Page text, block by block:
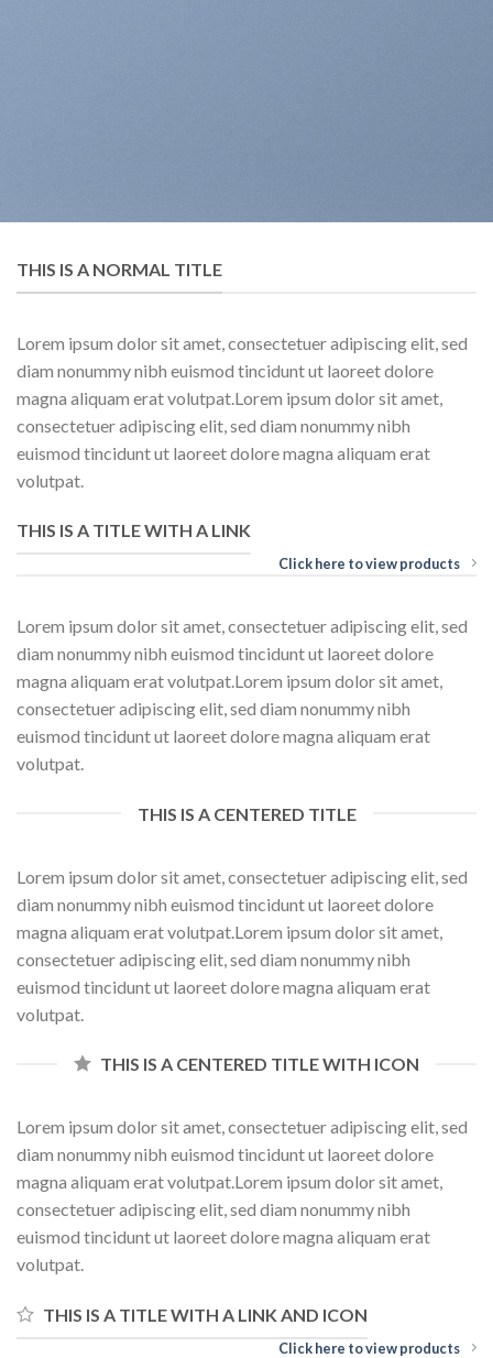
THIS IS A NORMAL TITLE
Lorem ipsum dolor sit amet, consectetuer adipiscing elit, sed
diam nonummy nibh euismod tincidunt ut laoreet dolore
magna aliquam erat volutpat.Lorem ipsum dolor sit amet,
consectetuer adipiscing elit, sed diam nonummy nibh
euismod tincidunt ut laoreet dolore magna aliquam erat
volutpat.
THIS IS A TITLE WITH A LINK
Click here to view products
Lorem ipsum dolor sit amet, consectetuer adipiscing elit, sed
diam nonummy nibh euismod tincidunt ut laoreet dolore
magna aliquam erat volutpat.Lorem ipsum dolor sit amet,
consectetuer adipiscing elit, sed diam nonummy nibh
euismod tincidunt ut laoreet dolore magna aliquam erat
volutpat.
THIS IS A CENTERED TITLE
Lorem ipsum dolor sit amet, consectetuer adipiscing elit, sed
diam nonummy nibh euismod tincidunt ut laoreet dolore
magna aliquam erat volutpat.Lorem ipsum dolor sit amet,
consectetuer adipiscing elit, sed diam nonummy nibh
euismod tincidunt ut laoreet dolore magna aliquam erat
volutpat.
THIS IS A CENTERED TITLE WITH ICON
Lorem ipsum dolor sit amet, consectetuer adipiscing elit, sed
diam nonummy nibh euismod tincidunt ut laoreet dolore
magna aliquam erat volutpat.Lorem ipsum dolor sit amet,
consectetuer adipiscing elit, sed diam nonummy nibh
euismod tincidunt ut laoreet dolore magna aliquam erat
volutpat.
THIS IS A TITLE WITH A LINK AND ICON
Click here to view products